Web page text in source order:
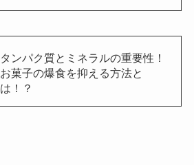
タンパク質とミネラルの重要性！
お菓子の爆食を抑える方法と
は！？